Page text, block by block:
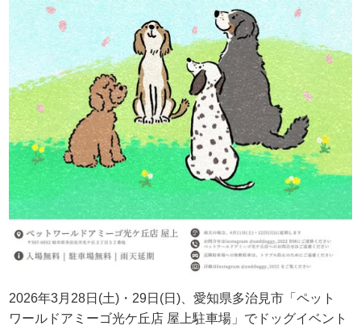
2026年3月28日(土)・29日(日)、愛知県多治見市「ペット
ワールドアミーゴ光ケ丘店 屋上駐車場」でドッグイベント